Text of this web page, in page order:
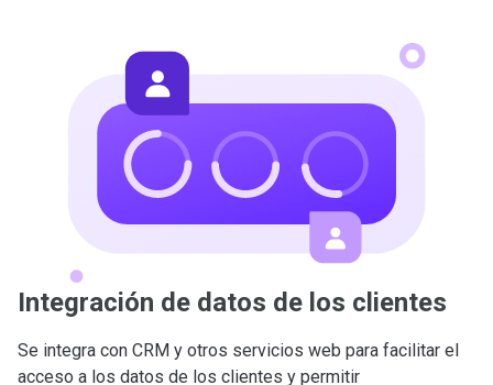
Integración de datos de los clientes
Se integra con CRM y otros servicios web para facilitar el
acceso a los datos de los clientes y permitir